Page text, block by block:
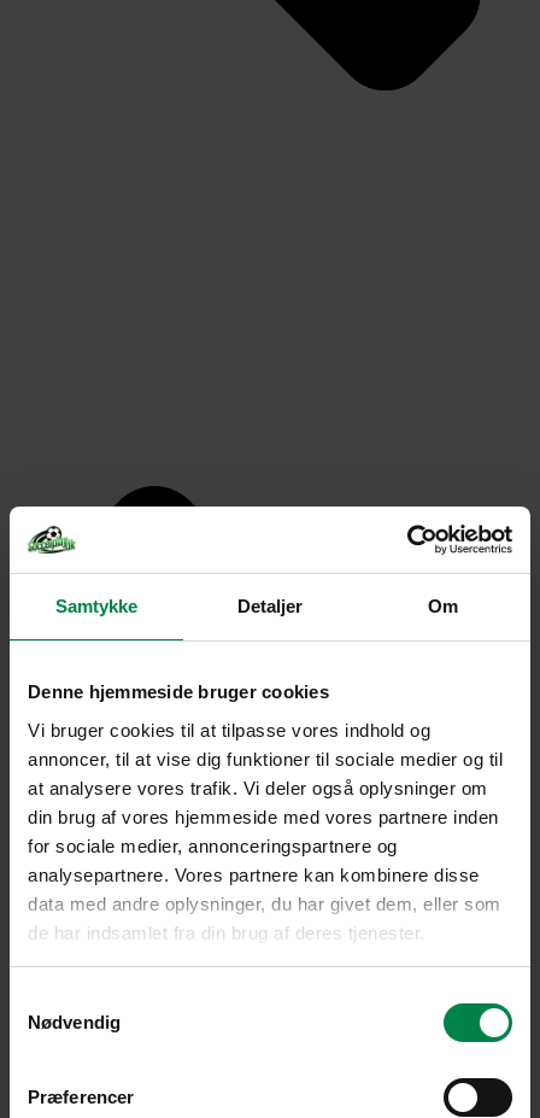
Samtykke Detaljer Om
Denne hjemmeside bruger cookies
Vi bruger cookies til at tilpasse vores indhold og
annoncer, til at vise dig funktioner til sociale medier og til
at analysere vores trafik. Vi deler også oplysninger om
din brug af vores hjemmeside med vores partnere inden
for sociale medier, annonceringspartnere og
analysepartnere. Vores partnere kan kombinere disse
data med andre oplysninger, du har givet dem, eller som
de har indsamlet fra din brug af deres tjenester.
Nødvendig
Præferencer